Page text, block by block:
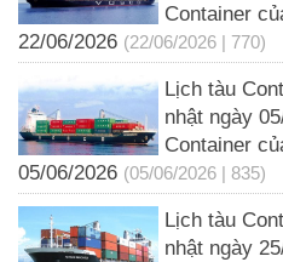
Container
22/06/2026 (22/06/2026 | 770)
Lịch tàu
nhật ngày
Container
05/06/2026 (05/06/2026 | 835)
Lịch tàu
nhật ngày